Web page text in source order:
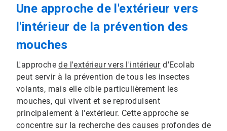
Une approche de l'extérieur vers
l'intérieur de la prévention des
mouches
L'approchede l'extérieur vers l'intérieurd'Ecolab
peut servir à la prévention de tous les insectes
volants, mais elle cible particulièrement les
mouches, qui vivent et se reproduisent
principalement à l'extérieur. Cette approche se
concentre sur la recherche des causes profondes de